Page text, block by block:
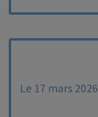
Le 17 mars 2026